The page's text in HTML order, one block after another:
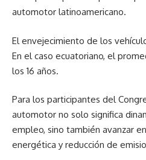
automotor latinoamericano.
El envejecimiento de los
En el caso ecuatoriano, el
los 16 años.
Para los participantes del
automotor no solo significa
empleo, sino también avanzar
energética y reducción de